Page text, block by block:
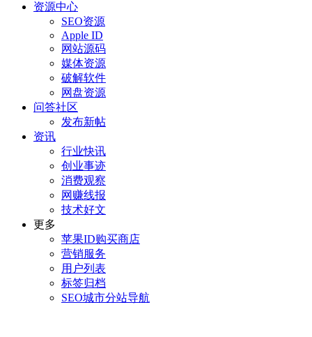
资源中心
SEO资源
Apple ID
网站源码
媒体资源
破解软件
网盘资源
问答社区
发布新帖
资讯
行业快讯
创业事迹
消费观察
网赚线报
技术好文
更多
苹果ID购买商店
营销服务
用户列表
标签归档
SEO城市分站导航